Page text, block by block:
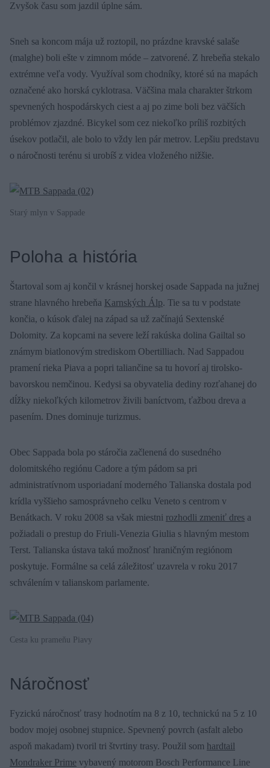
Zvyšok času som jazdil úplne sám.
Sneh sa koncom mája už roztopil, no prázdne kravské salaše
(malghe) boli ešte v zimnom móde – zatvorené. Z hrebeňa stekalo
extrémne veľa vody. Využíval som chodníky, ktoré sú na mapách
označené ako horská cyklotrasa. Väčšina mala charakter štrkom
spevnených hospodárskych ciest a aj po zime boli bez väčších
problémov zjazdné. Bicykel som cez niekoľko príliš rozbitých
úsekov potlačil, ale bolo to vždy len pár metrov. Lepšiu predstavu
o náročnosti terénu si urobíš z videa vloženého nižšie.
Starý mlyn v Sappade
Poloha a história
Štartoval som aj končil v krásnej horskej osade Sappada na južnej
strane hlavného hrebeňa Karnských Álp. Tie sa tu v podstate
končia, o kúsok ďalej na západ sa už začínajú Sextenské
Dolomity. Za kopcami na severe leží rakúska dolina Gailtal so
známym biatlonovým strediskom Obertilliach. Nad Sappadou
pramení rieka Piava a popri taliančine sa tu hovorí aj tirolsko-
bavorskou nemčinou. Kedysi sa obyvatelia dediny rozťahanej do
dĺžky niekoľkých kilometrov živili baníctvom, ťažbou dreva a
pasením. Dnes dominuje turizmus.
Obec Sappada bola po stáročia začlenená do susedného
dolomitského regiónu Cadore a tým pádom sa pri
administratívnom usporiadaní moderného Talianska dostala pod
krídla vyššieho samosprávneho celku Veneto s centrom v
Benátkach. V roku 2008 sa však miestni rozhodli zmeniť dres a
požiadali o prestup do Friuli-Venezia Giulia s hlavným mestom
Terst. Talianska ústava takú možnosť hraničným regiónom
poskytuje. Formálne sa celá záležitosť uzavrela v roku 2017
schválením v talianskom parlamente.
Cesta ku prameňu Piavy
Náročnosť
Fyzickú náročnosť trasy hodnotím na 8 z 10, technickú na 5 z 10
bodov mojej osobnej stupnice. Spevnený povrch (asfalt alebo
aspoň makadam) tvoril tri štvrtiny trasy. Použil som hardtail
Mondraker Prime vybavený motorom Bosch Performance Line